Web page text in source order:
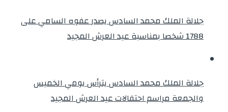
جلالة الملك محمد السادس يصدر عفوه السامي على
1788 شخصا بمناسبة عيد العرش المجيد
جلالة الملك محمد السادس يترأس يومي الخميس
والجمعة مراسم احتفالات عيد العرش المجيد